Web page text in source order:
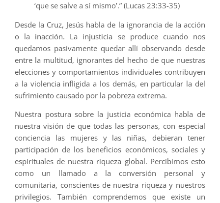
‘que se salve a sí mismo’.” (Lucas 23:33-35)
Desde la Cruz, Jesús habla de la ignorancia de la acción
o la inacción. La injusticia se produce cuando nos
quedamos pasivamente quedar allí observando desde
entre la multitud, ignorantes del hecho de que nuestras
elecciones y comportamientos individuales contribuyen
a la violencia infligida a los demás, en particular la del
sufrimiento causado por la pobreza extrema.
Nuestra postura sobre la justicia económica habla de
nuestra visión de que todas las personas, con especial
conciencia las mujeres y las niñas, debieran tener
participación de los beneficios económicos, sociales y
espirituales de nuestra riqueza global. Percibimos esto
como un llamado a la conversión personal y
comunitaria, conscientes de nuestra riqueza y nuestros
privilegios. También comprendemos que existe un